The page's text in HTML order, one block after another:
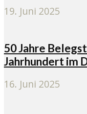
19. Juni 2025
50 Jahre
Jahrhundert im
16. Juni 2025